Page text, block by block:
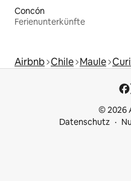
Concón
Ferienunterkünfte
Airbnb Chile Maule
© 2026
Datenschutz